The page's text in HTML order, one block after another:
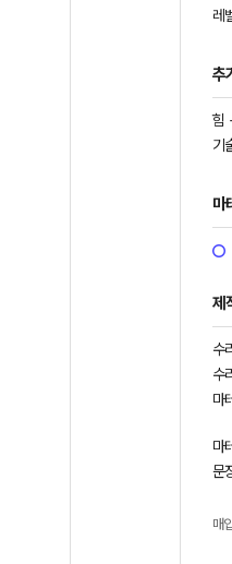
레
추
힘
기
마
제
수
수
마
마
문
매